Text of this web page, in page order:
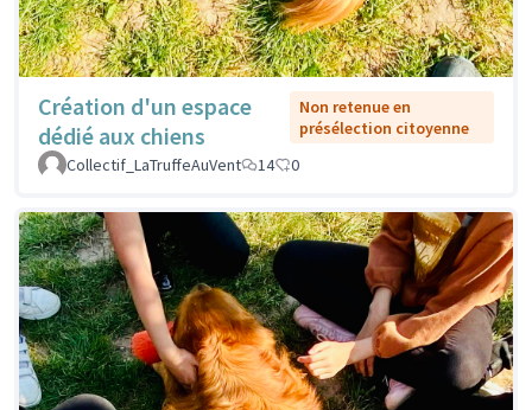
Création d'un espace
dédié aux chiens
Non retenue en
présélection citoyenne
Collectif_LaTruffeAuVent
14 0